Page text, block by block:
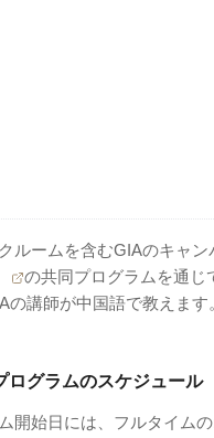
ルームを含むGIAのキャン
の共同プログラムを通じ
の講師が中国語で教えます
ログラムのスケジュール
開始日には、フルタイム